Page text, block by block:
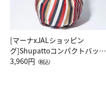
[マーナxJALショッピン
グ]Shupattoコンパクトバッグ
Drop JAL客室乗務員（LC）ス
3,960円 （税込）